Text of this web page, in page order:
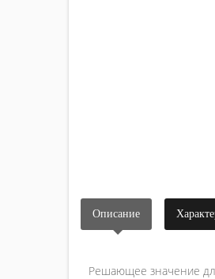
Описание
Решающее значение